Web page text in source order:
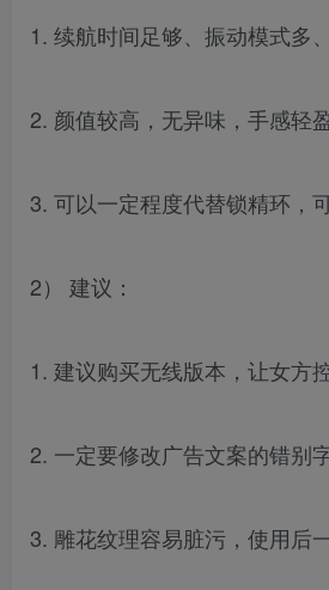
1. 续航时间足够、振动模式多
2. 颜值较高，无异味，手感轻
3. 可以一定程度代替锁精环，
2） 建议：
1. 建议购买无线版本，让女方
2. 一定要修改广告文案的错别字
3. 雕花纹理容易脏污，使用后